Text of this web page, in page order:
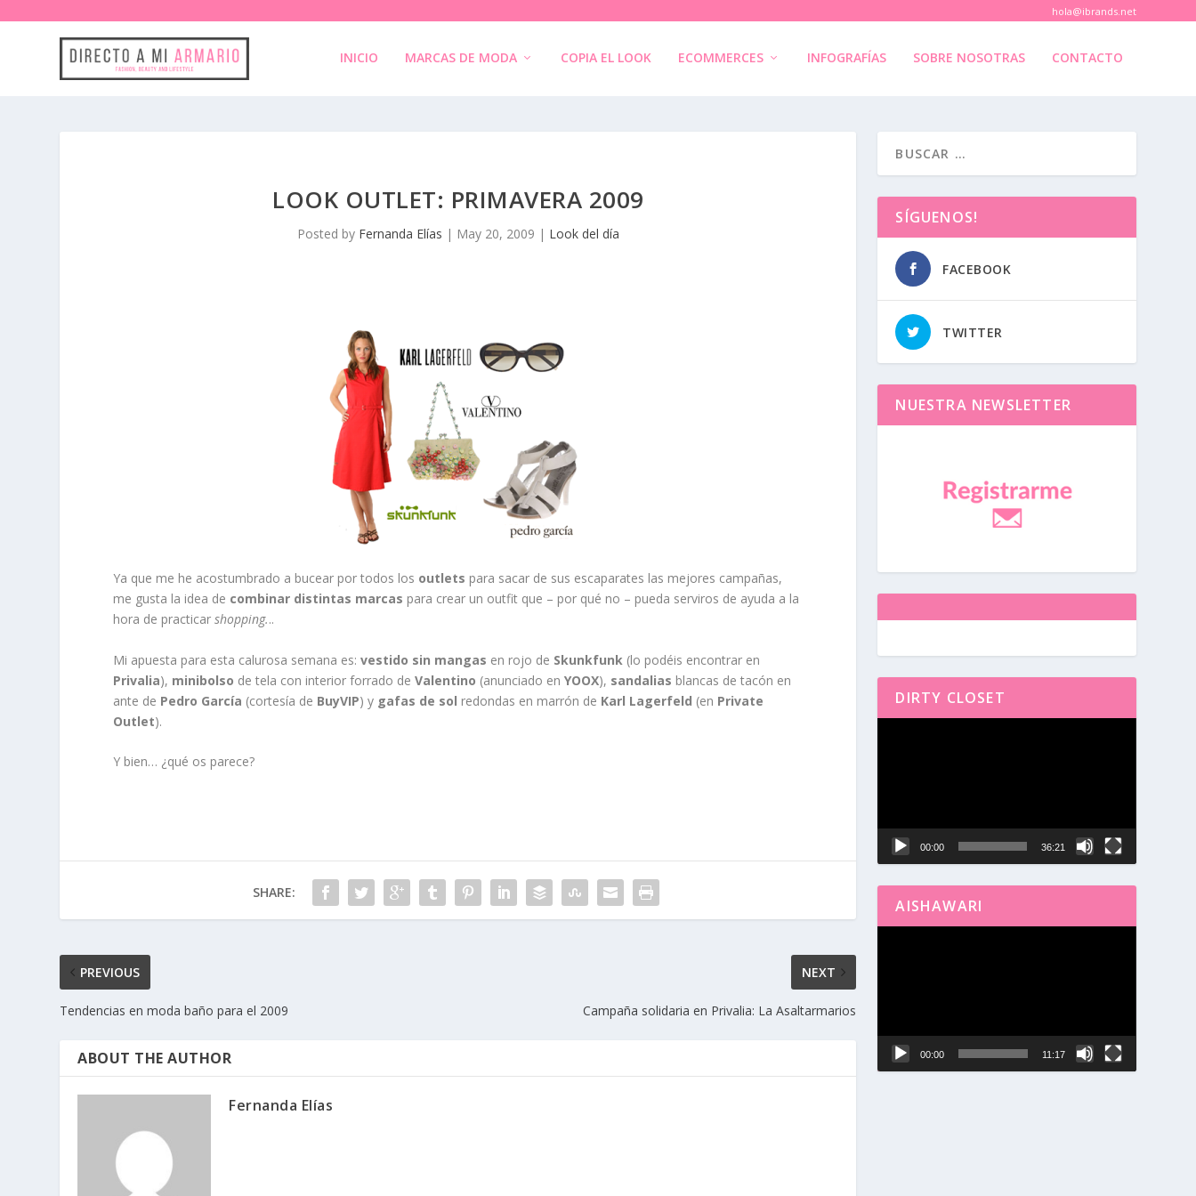
hola@ibrands.net
INICIO MARCAS DE MODA COPIA EL LOOK ECOMMERCES INFOGRAFÍAS SOBRE NOSOTRAS CONTACTO
LOOK OUTLET: PRIMAVERA 2009
Posted by Fernanda Elías | May 20, 2009 | Look del día
Ya que me he acostumbrado a bucear por todos los outlets para sacar de sus escaparates las mejores campañas,
me gusta la idea de combinar distintas marcas para crear un outfit que – por qué no – pueda serviros de ayuda a la
hora de practicarshopping...
Mi apuesta para esta calurosa semana es:vestido sin mangas en rojo de Skunkfunk (lo podéis encontrar en
Privalia), minibolso de tela con interior forrado deValentino (anunciado enYOOX), sandalias blancas de tacón en
ante de Pedro García (cortesía de BuyVIP) y gafas de sol redondas en marrón de Karl Lagerfeld (en Private
Outlet).
Y bien… ¿qué os parece?
SHARE:
PREVIOUS
Tendencias en moda baño para el 2009
NEXT
Campaña solidaria en Privalia: La Asaltarmarios
ABOUT THE AUTHOR
Fernanda Elías
SÍGUENOS!
FACEBOOK
TWITTER
NUESTRA NEWSLETTER
DIRTY CLOSET
00:00 36:21
AISHAWARI
00:00 11:17